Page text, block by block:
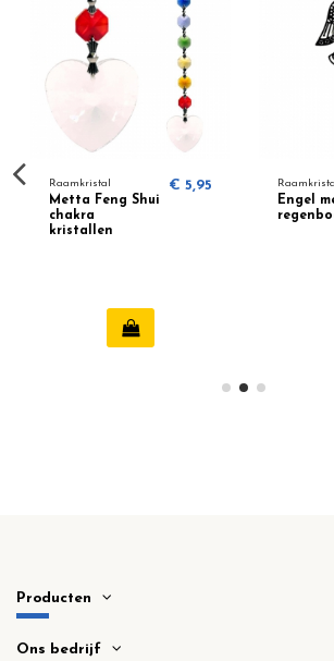
Raamkristal
Metta Feng Shui
chakra
kristallen
€ 5,95 Raamkristal
Engel
Producten
Ons bedrijf